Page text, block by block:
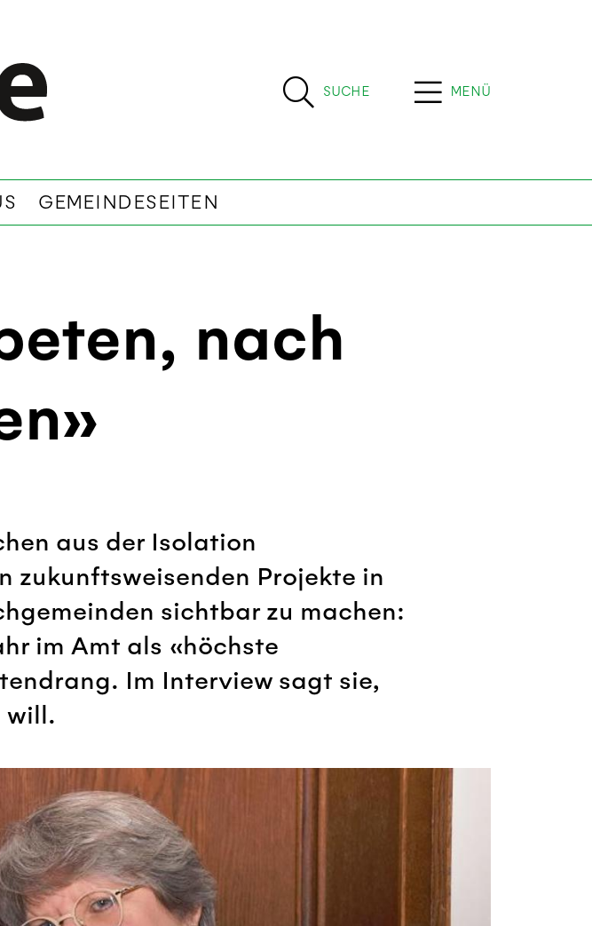
SUCHE MENÜ
GEMEINDESEITEN
nach
aus der Isolation
zukunftsweisenden Projekte in
sichtbar zu machen:
im Amt als «höchste
Im Interview sagt sie,
will.